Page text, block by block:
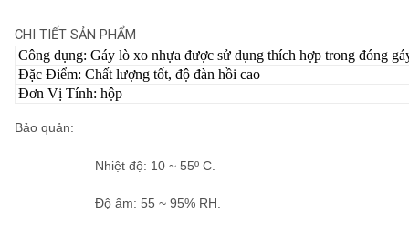
CHI TIẾT SẢN PHẨM
Công dụng: Gáy lò xo nhựa được sử dụng thích hợp trong đóng
Đặc Điểm: Chất lượng tốt, độ đàn hồi cao
Đơn Vị Tính: hộp
Bảo quản:
Nhiệt độ: 10 ~ 55º C.
Độ ẩm: 55 ~ 95% RH.